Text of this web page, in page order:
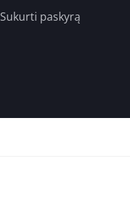
Sukurti paskyrą